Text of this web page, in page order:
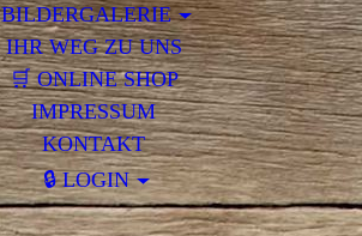
BILDERGALERIE
IHR WEG ZU UNS
🛒 ONLINE SHOP
IMPRESSUM
KONTAKT
🔒 LOGIN